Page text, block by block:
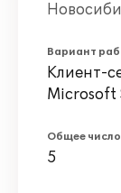
Вариант
Клиент-
Microsoft
Общее
5